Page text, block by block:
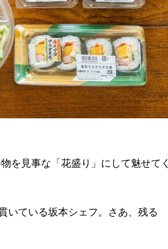
を見事な「花盛り」にして魅せてく
いている坂本シェフ。さあ、残る